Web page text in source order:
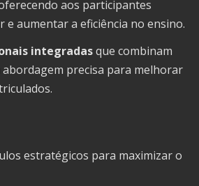
aos participantes
aumentar a eficiência no ensino.
integradasque combinam
precisa para melhorar
estratégicos para maximizar o